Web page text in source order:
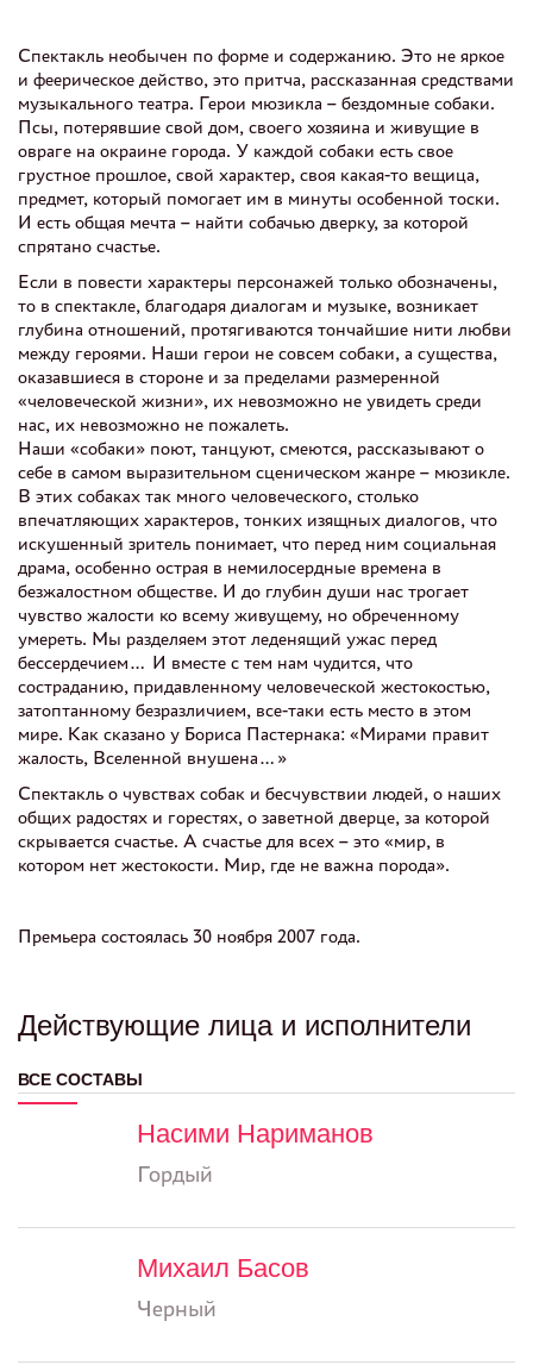
Спектакль необычен по форме и содержанию. Это не яркое
и феерическое действо, это притча, рассказанная средствами
музыкального театра. Герои мюзикла – бездомные собаки.
Псы, потерявшие свой дом, своего хозяина и живущие в
овраге на окраине города. У каждой собаки есть свое
грустное прошлое, свой характер, своя какая-то вещица,
предмет, который помогает им в минуты особенной тоски.
И есть общая мечта – найти собачью дверку, за которой
спрятано счастье.
Если в повести характеры персонажей только обозначены,
то в спектакле, благодаря диалогам и музыке, возникает
глубина отношений, протягиваются тончайшие нити любви
между героями. Наши герои не совсем собаки, а существа,
оказавшиеся в стороне и за пределами размеренной
«человеческой жизни», их невозможно не увидеть среди
нас, их невозможно не пожалеть.
Наши «собаки» поют, танцуют, смеются, рассказывают о
себе в самом выразительном сценическом жанре – мюзикле.
В этих собаках так много человеческого, столько
впечатляющих характеров, тонких изящных диалогов, что
искушенный зритель понимает, что перед ним социальная
драма, особенно острая в немилосердные времена в
безжалостном обществе. И до глубин души нас трогает
чувство жалости ко всему живущему, но обреченному
умереть. Мы разделяем этот леденящий ужас перед
бессердечием… И вместе с тем нам чудится, что
состраданию, придавленному человеческой жестокостью,
затоптанному безразличием, все-таки есть место в этом
мире. Как сказано у Бориса Пастернака: «Мирами правит
жалость, Вселенной внушена…»
Спектакль о чувствах собак и бесчувствии людей, о наших
общих радостях и горестях, о заветной дверце, за которой
скрывается счастье. А счастье для всех – это «мир, в
котором нет жестокости. Мир, где не важна порода».
Премьера состоялась 30 ноября 2007 года.
Действующие лица и исполнители
ВСЕ СОСТАВЫ
Насими Нариманов
Гордый
Михаил Басов
Черный